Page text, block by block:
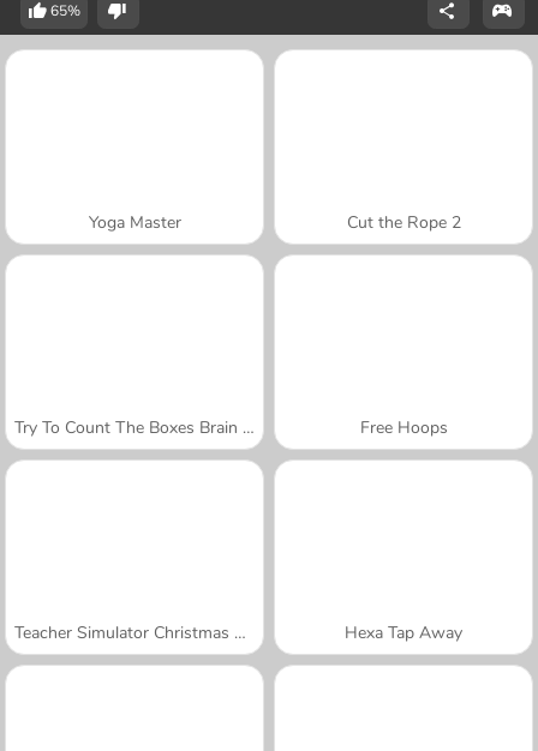
65%
Yoga Master Cut the Rope 2
Try To Count The Boxes Brain Training Free Hoops
Teacher Simulator Christmas Exam Hexa Tap Away